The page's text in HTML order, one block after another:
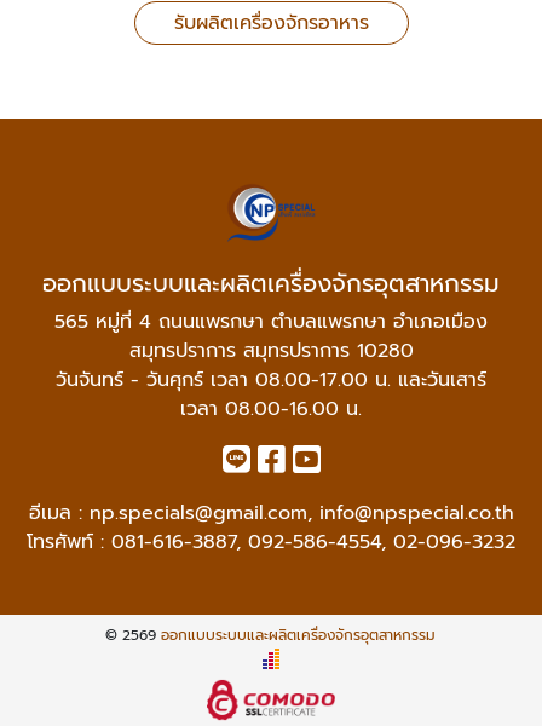
รับผลิตเครื่องจักรอาหาร
ออกแบบระบบและผลิตเครื่องจักรอุตสาหกรรม
565 หมู่ที่ 4 ถนนแพรกษา ตำบลแพรกษา อำเภอเมือง
สมุทรปราการ สมุทรปราการ 10280
วันจันทร์ - วันศุกร์ เวลา 08.00-17.00 น. และวันเสาร์
เวลา 08.00-16.00 น.
อีเมล : np.specials@gmail.com, info@npspecial.co.th
โทรศัพท์ : 081-616-3887, 092-586-4554, 02-096-3232
© 2569ออกแบบระบบและผลิตเครื่องจักรอุตสาหกรรม